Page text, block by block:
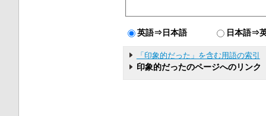
英語⇒日本語 日本語⇒
「印象的だった」を含む用語の索引
印象的だったのページへのリンク